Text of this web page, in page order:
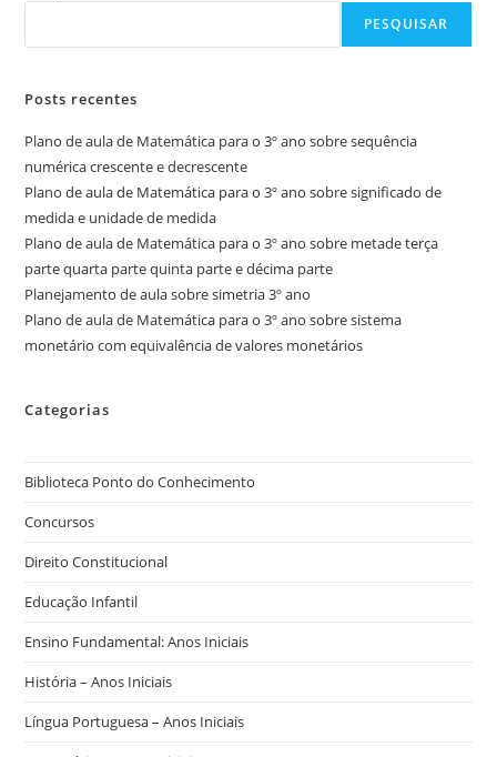
PESQUISAR
Posts recentes
Plano de aula de Matemática para o 3º ano sobre sequência
numérica crescente e decrescente
Plano de aula de Matemática para o 3º ano sobre significado de
medida e unidade de medida
Plano de aula de Matemática para o 3º ano sobre metade terça
parte quarta parte quinta parte e décima parte
Planejamento de aula sobre simetria 3º ano
Plano de aula de Matemática para o 3º ano sobre sistema
monetário com equivalência de valores monetários
Categorias
Biblioteca Ponto do Conhecimento
Concursos
Direito Constitucional
Educação Infantil
Ensino Fundamental: Anos Iniciais
História – Anos Iniciais
Língua Portuguesa – Anos Iniciais